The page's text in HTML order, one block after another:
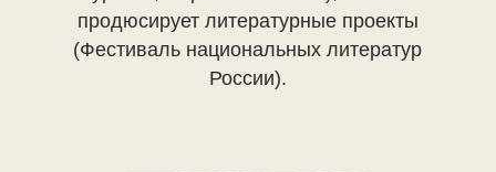
продюсирует литературные проекты
(Фестиваль национальных литератур
России).